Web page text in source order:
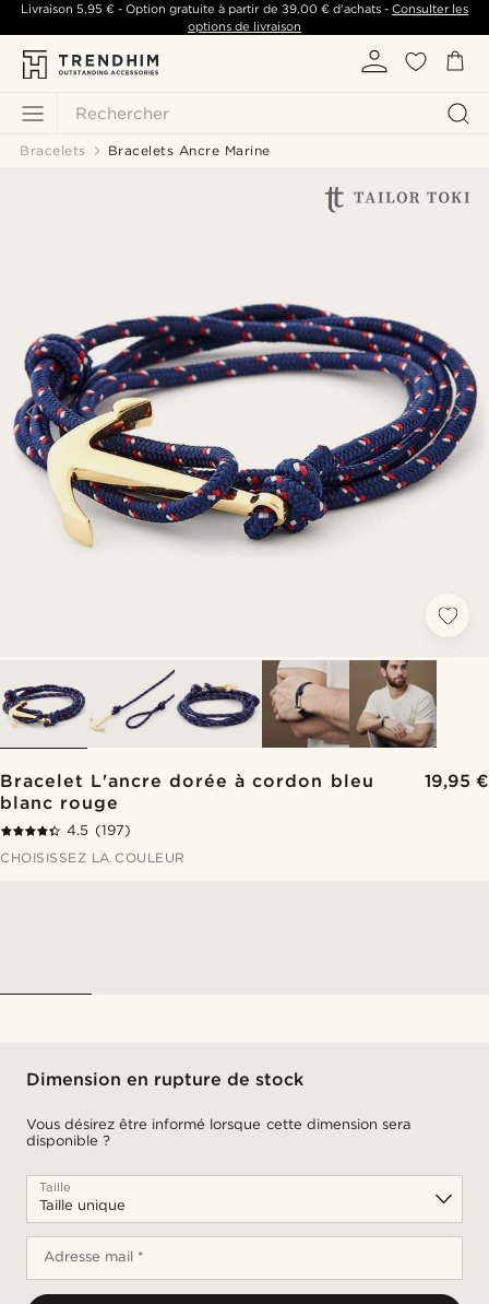
Rechercher
Livraison 5,95 €- Option gratuite à partir de 39,00 €d'achats -Consulter les
options de livraison
Bracelets Bracelets Ancre Marine
Bracelet L'ancre dorée à cordon bleu
blanc rouge
19,95 €
4.5 (197)
CHOISISSEZ LA COULEUR
Dimension en rupture de stock
Vous désirez être informé lorsque cette dimension sera
disponible ?
Taille
Adresse mail *